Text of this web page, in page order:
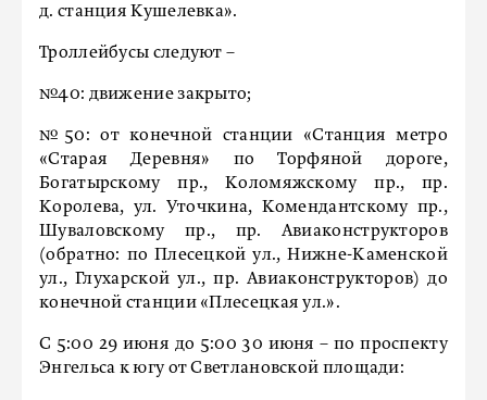
д. станция Кушелевка».
Троллейбусы следуют –
№40: движение закрыто;
№50: от конечной станции «Станция метро
«Старая Деревня» по Торфяной дороге,
Богатырскому пр., Коломяжскому пр., пр.
Королева, ул. Уточкина, Комендантскому пр.,
Шуваловскому пр., пр. Авиаконструкторов
(обратно: по Плесецкой ул., Нижне-Каменской
ул., Глухарской ул., пр. Авиаконструкторов) до
конечной станции «Плесецкая ул.».
С 5:00 29 июня до 5:00 30 июня – по проспекту
Энгельса к югу от Светлановской площади: